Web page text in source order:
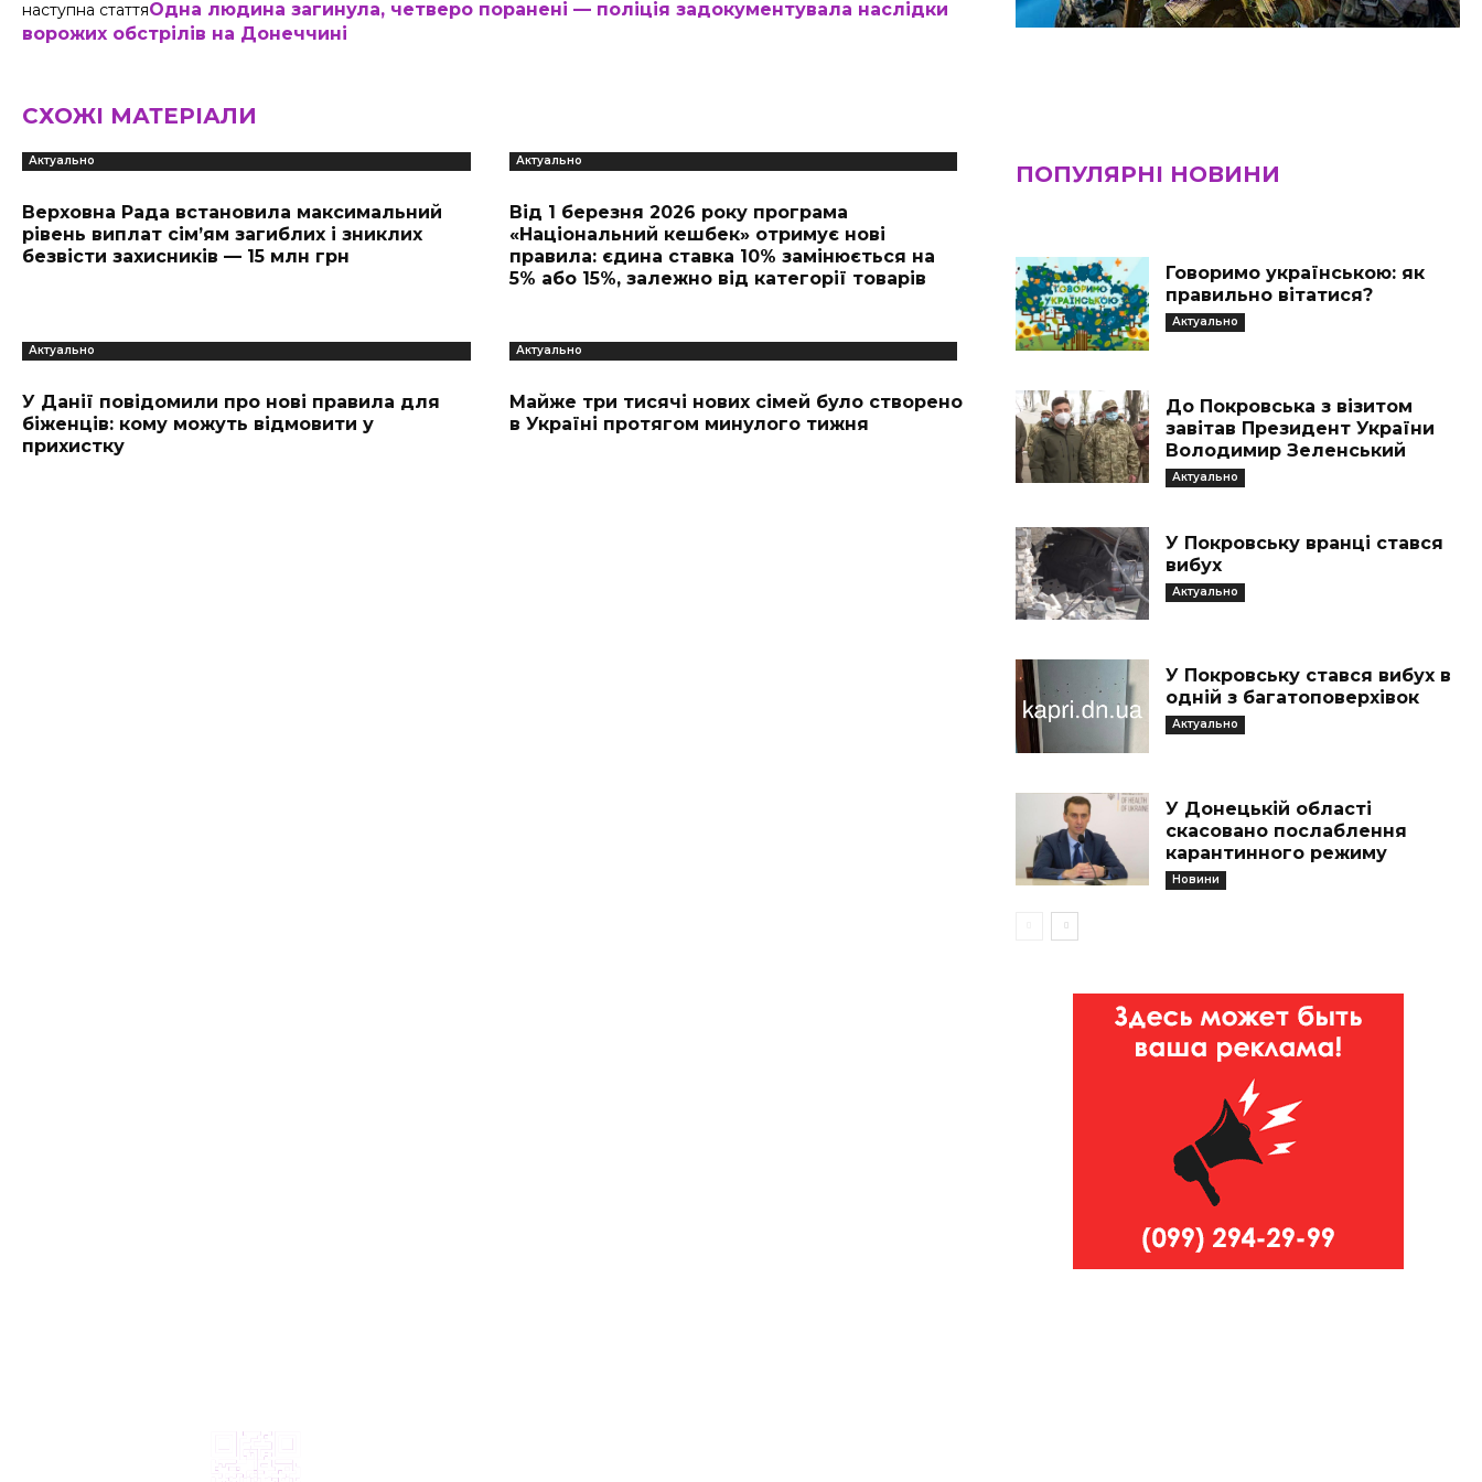
наступна статтяОдна людина загинула, четверо поранені — поліція задокументувала наслідки
ворожих обстрілів на Донеччині
СХОЖІ МАТЕРІАЛИ
Актуально
Верховна Рада встановила максимальний
рівень виплат сім’ям загиблих і зниклих
безвісти захисників — 15 млн грн
Актуально
Від 1 березня 2026 року програма
«Національний кешбек» отримує нові
правила: єдина ставка 10% замінюється на
5% або 15%, залежно від категорії товарів
Актуально
У Данії повідомили про нові правила для
біженців: кому можуть відмовити у
прихистку
Актуально
Майже три тисячі нових сімей було створено
в Україні протягом минулого тижня
ПОПУЛЯРНІ НОВИНИ
Говоримо українською: як
правильно вітатися?
Актуально
До Покровська з візитом
завітав Президент України
Володимир Зеленський
Актуально
У Покровську вранці стався
вибух
Актуально
У Покровську стався вибух в
одній з багатоповерхівок
Актуально
У Донецькій області
скасовано послаблення
карантинного режиму
Новини